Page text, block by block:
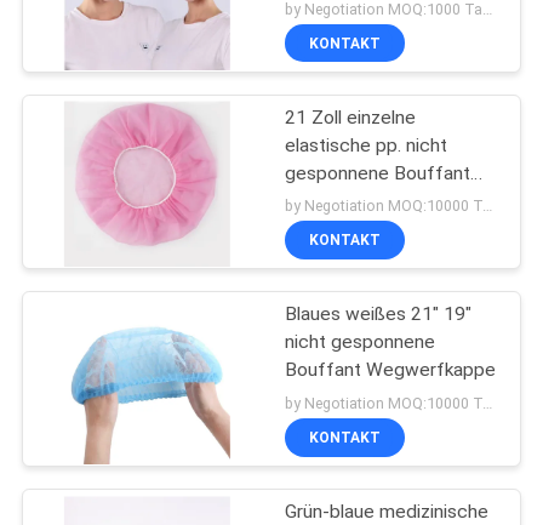
VERBINDUNG
FORDERN
ZITAT
SITEMAP
PRIVACY
POLICY
KONTAKT
21 Zoll einzelne
elastische pp. nicht
gesponnene Bouffant
Kappen-
by Negotiation MOQ:10000 Tasche/Taschen
KONTAKT
Blaues weißes 21" 19"
nicht gesponnene
Bouffant Wegwerfkappe
by Negotiation MOQ:10000 Tasche/Taschen
KONTAKT
Grün-blaue medizinische